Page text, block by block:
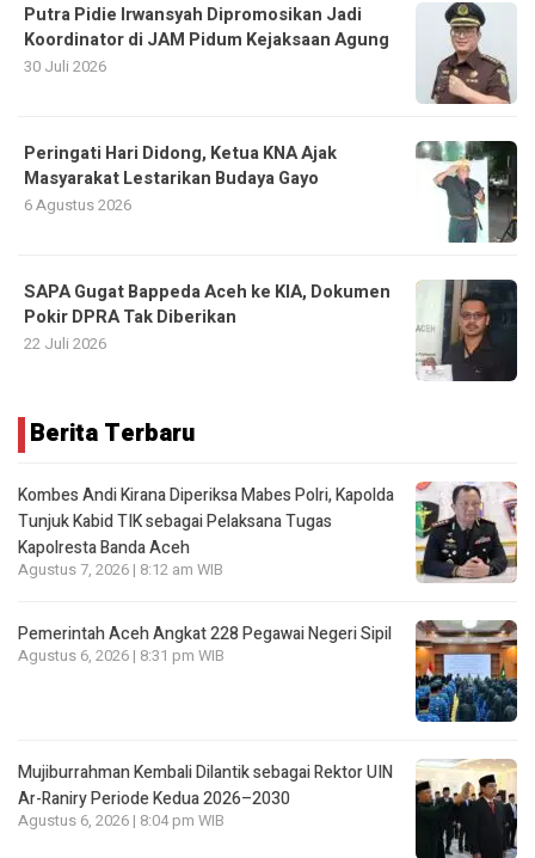
Putra Pidie Irwansyah Dipromosikan Jadi
Koordinator di JAM Pidum Kejaksaan Agung
30 Juli 2026
Peringati Hari Didong, Ketua KNA Ajak
Masyarakat Lestarikan Budaya Gayo
6 Agustus 2026
SAPA Gugat Bappeda Aceh ke KIA, Dokumen
Pokir DPRA Tak Diberikan
22 Juli 2026
Berita Terbaru
Kombes Andi Kirana Diperiksa Mabes Polri, Kapolda
Tunjuk Kabid TIK sebagai Pelaksana Tugas
Kapolresta Banda Aceh
Agustus 7, 2026 | 8:12 am WIB
Pemerintah Aceh Angkat 228 Pegawai Negeri Sipil
Agustus 6, 2026 | 8:31 pm WIB
Mujiburrahman Kembali Dilantik sebagai Rektor UIN
Ar-Raniry Periode Kedua 2026–2030
Agustus 6, 2026 | 8:04 pm WIB